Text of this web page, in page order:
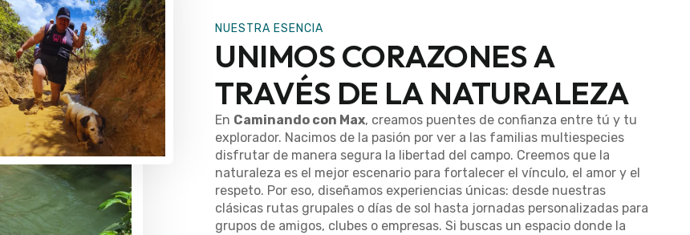
NUESTRA ESENCIA
UNIMOS CORAZONES A
TRAVÉS DE LA NATURALEZA
En Caminando con Max, creamos puentes de confianza entre tú y tu
explorador. Nacimos de la pasión por ver a las familias multiespecies
disfrutar de manera segura la libertad del campo. Creemos que la
naturaleza es el mejor escenario para fortalecer el vínculo, el amor y el
respeto. Por eso, diseñamos experiencias únicas: desde nuestras
clásicas rutas grupales o días de sol hasta jornadas personalizadas para
grupos de amigos, clubes o empresas. Si buscas un espacio donde la